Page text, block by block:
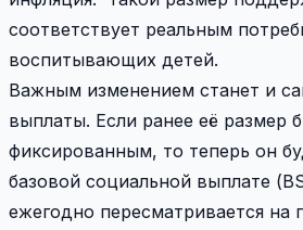
соответствует реальным
воспитывающих детей.
Важным изменением станет и
выплаты. Если ранее её размер
фиксированным, то теперь он
базовой социальной выплате
ежегодно пересматривается на